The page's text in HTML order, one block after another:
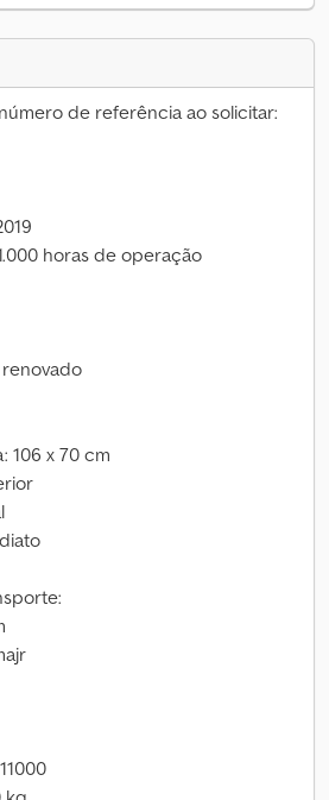
de referência ao solicitar:
horas de operação
106 x 70 cm